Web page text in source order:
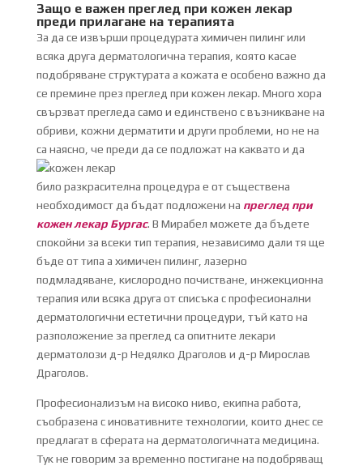
Защо е важен преглед при кожен лекар
преди прилагане на терапията
За да се извърши процедурата химичен пилинг или
всяка друга дерматологична терапия, която касае
подобряване структурата а кожата е особено важно да
се премине през преглед при кожен лекар. Много хора
свързват прегледа само и единствено с възникване на
обриви, кожни дерматити и други проблеми, но не на
са наясно, че преди да се подложат на каквато и да
било разкрасителна процедура е от съществена
необходимост да бъдат подложени на преглед при
кожен лекар Бургас. В Мирабел можете да бъдете
спокойни за всеки тип терапия, независимо дали тя ще
бъде от типа а химичен пилинг, лазерно
подмладяване, кислородно почистване, инжекционна
терапия или всяка друга от списъка с професионални
дерматологични естетични процедури, тъй като на
разположение за преглед са опитните лекари
дерматолози д-р Недялко Драголов и д-р Мирослав
Драголов.
Професионализъм на високо ниво, екипна работа,
съобразена с иновативните технологии, които днес се
предлагат в сферата на дерматологичната медицина.
Тук не говорим за временно постигане на подобряващ